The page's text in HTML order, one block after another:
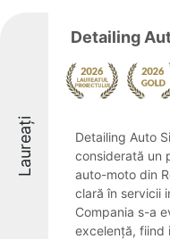
Laureați
Detailing
Detailing Auto
considerată un
auto-moto din
clară în servicii
Compania s-a
excelență, fiind